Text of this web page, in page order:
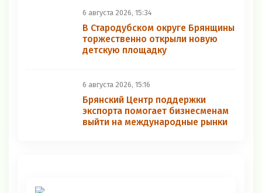
6 августа 2026, 15:34
В Стародубском округе Брянщины
торжественно открыли новую
детскую площадку
6 августа 2026, 15:16
Брянский Центр поддержки
экспорта помогает бизнесменам
выйти на международные рынки